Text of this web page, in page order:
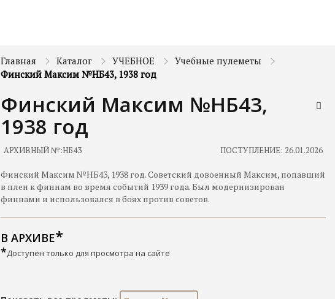
Главная Каталог УЧЕБНОЕ
Учебные пулеметы
Финский Максим №НБ43, 1938 год
Финский Максим №НБ43,
1938 год
АРХИВНЫЙ №:НБ43 ПОСТУПЛЕНИЕ: 26.01.2026
Финский Максим №НБ43, 1938 год. Советский довоенный Максим, попавший
в плен к финнам во время событий 1939 года. Был модернизирован
финнами и использовался в боях против советов.
В АРХИВЕ
*Доступен только для просмотра на сайте